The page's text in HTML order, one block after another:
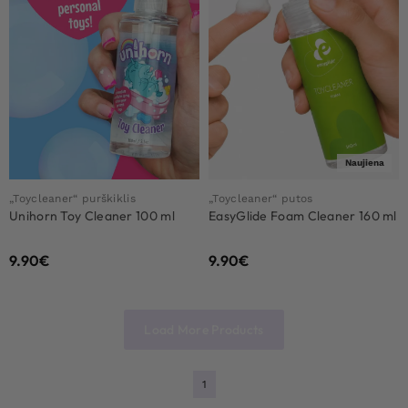
„Toycleaner“ purškiklis
Unihorn Toy Cleaner 100 ml
9.90€
Naujiena
„Toycleaner“ putos
EasyGlide Foam Cleaner 160 ml
9.90€
1